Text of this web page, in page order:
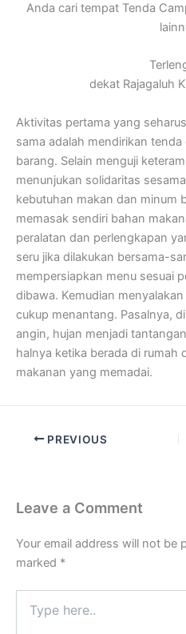
Anda cari tempat Tenda
dekat Rajagaluh
Aktivitas pertama yang
sama adalah mendirikan
barang. Selain menguji
menunjukan solidaritas
kebutuhan makan dan minum
memasak sendiri bahan
peralatan dan perlengkapan
seru jika dilakukan bersama-
mempersiapkan menu sesuai
dibawa. Kemudian
cukup menantang. Pasalnya,
angin, hujan menjadi
halnya ketika berada di rumah
makanan yang memadai.
PREVIOUS
Leave a Comment
Your email address will not be
marked *
here..